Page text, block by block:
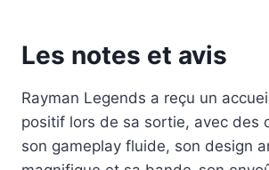
Les notes et avis
Rayman Legends a reçu un
positif lors de sa sortie, avec des
son gameplay fluide, son design